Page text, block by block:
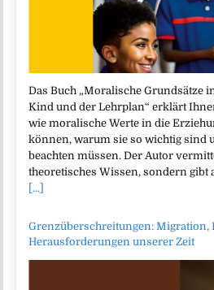
Das Buch „Moralische Grundsätze
Kind und der Lehrplan“ erklärt
wie moralische Werte in die
können, warum sie so wichtig sind
beachten müssen. Der Autor
theoretisches Wissen, sondern gibt
[...]
Grenzüberschreitungen: Migration,
Herausforderungen unserer Zeit